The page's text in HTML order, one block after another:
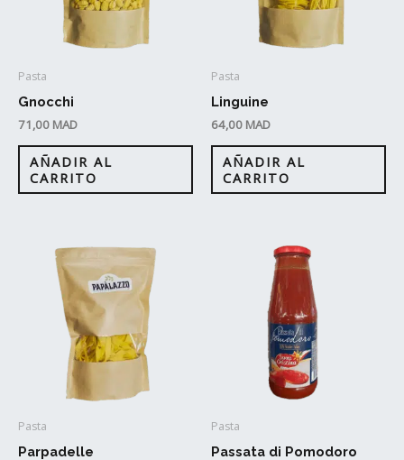
Pasta
Gnocchi
71,00 MAD
AÑADIR AL
CARRITO
Pasta
Linguine
64,00 MAD
AÑADIR AL
CARRITO
Pasta
Parpadelle
Pasta
Passata di Pomodoro